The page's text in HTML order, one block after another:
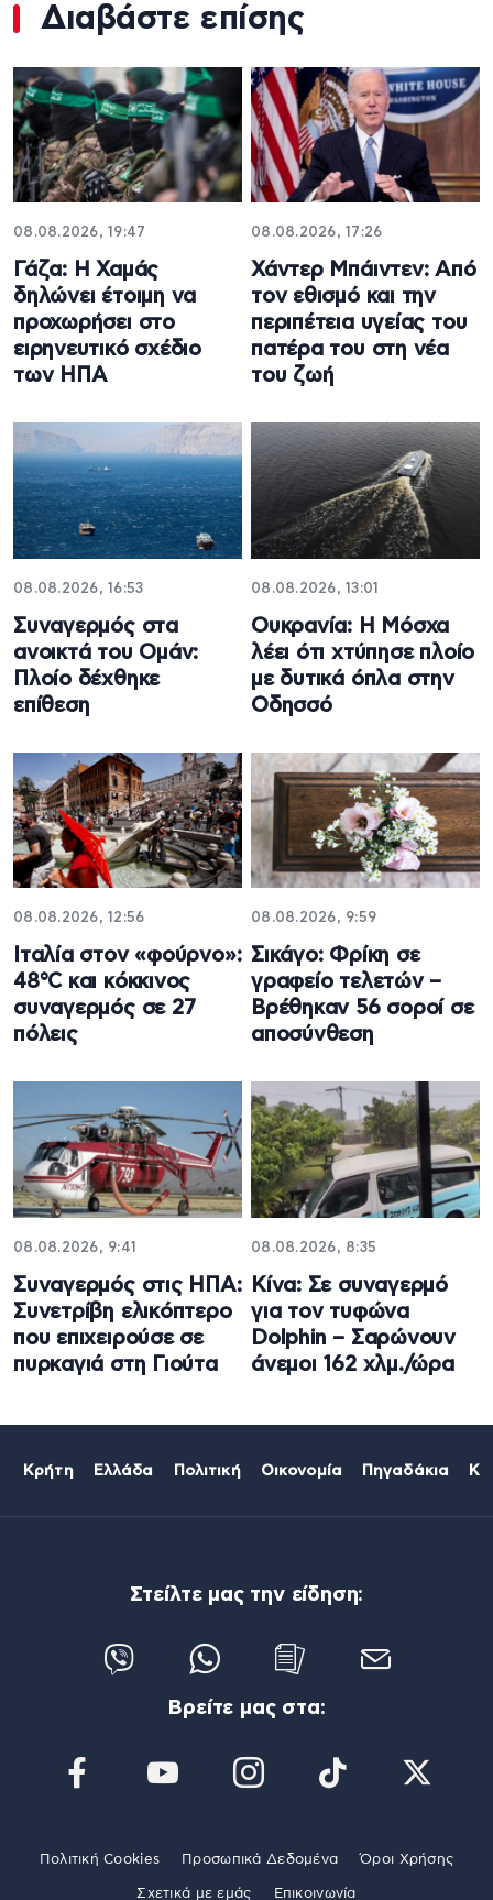
Διαβάστε επίσης
08.08.2026, 19:47
Γάζα: Η Χαμάς
δηλώνει έτοιμη να
προχωρήσει στο
ειρηνευτικό σχέδιο
των ΗΠΑ
08.08.2026, 17:26
Χάντερ Μπάιντεν: Από
τον εθισμό και την
περιπέτεια υγείας του
πατέρα του στη νέα
του ζωή
08.08.2026, 16:53
Συναγερμός στα
ανοικτά του Ομάν:
Πλοίο δέχθηκε
επίθεση
08.08.2026, 13:01
Ουκρανία: Η Μόσχα
λέει ότι χτύπησε πλοίο
με δυτικά όπλα στην
Οδησσό
08.08.2026, 12:56
Ιταλία στον «φούρνο»:
48°C και κόκκινος
συναγερμός σε 27
πόλεις
08.08.2026, 9:59
Σικάγο: Φρίκη σε
γραφείο τελετών –
Βρέθηκαν 56 σοροί σε
αποσύνθεση
08.08.2026, 9:41
Συναγερμός στις ΗΠΑ:
Συνετρίβη ελικόπτερο
που επιχειρούσε σε
πυρκαγιά στη Γιούτα
08.08.2026, 8:35
Κίνα: Σε συναγερμό
για τον τυφώνα
Dolphin – Σαρώνουν
άνεμοι 162 χλμ./ώρα
Κρήτη Ελλάδα Πολιτική Οικονομία Πηγαδάκια
Στείλτε μας την είδηση:
Βρείτε μας στα:
Πολιτική Cookies Προσωπικά Δεδομένα Όροι Χρήσης
Σχετικά με εμάς Επικοινωνία